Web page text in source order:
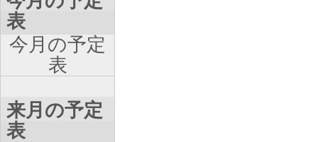
表
今月の予定
表
来月の予定
表